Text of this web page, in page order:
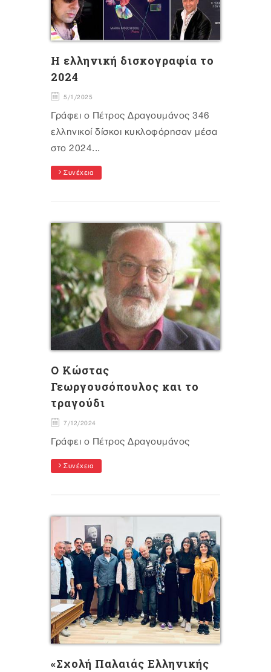
Η ελληνική δισκογραφία το
2024
5/1/2025
Γράφει ο Πέτρος Δραγουμάνος 346
ελληνικοί δίσκοι κυκλοφόρησαν μέσα
στο 2024...
Συνέχεια
Ο Κώστας
Γεωργουσόπουλος και το
τραγούδι
7/12/2024
Γράφει ο Πέτρος Δραγουμάνος
Συνέχεια
«Σχολή Παλαιάς Ελληνικής